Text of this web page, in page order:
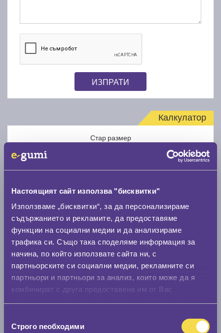
Настоящият сайт използва "бисквитки"
Използваме „бисквитки“, за да персонализираме
съдържанието и рекламите, да предоставяме
функции на социални медии и да анализираме
трафика си. Също така споделяме информация за
начина, по който използвате сайта ни, с
партньорските си социални медии, рекламните си
партньори и партньори за анализ, които може да я
комбинират с друга предоставена им от Вас
наСтрого nеобходими
ИЗПРАТИ
Калкулатор
Стар размер
Нов размер
Стар размер
0 мм.